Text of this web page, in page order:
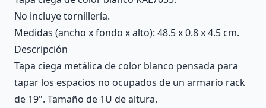
No incluye tornillería.
Medidas (ancho x fondo x alto): 48.5 x 0.8 x 4.5 cm.
Descripción
Tapa ciega metálica de color blanco pensada para
tapar los espacios no ocupados de un armario rack
de 19". Tamaño de 1U de altura.